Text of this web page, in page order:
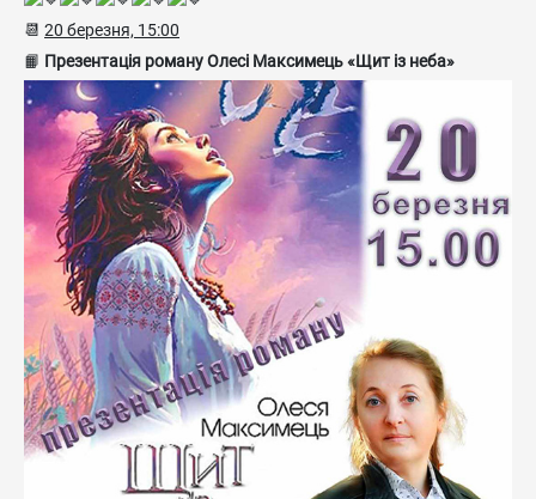
📆 20 березня, 15:00
📙 Презентація роману Олесі Максимець «Щит із неба»